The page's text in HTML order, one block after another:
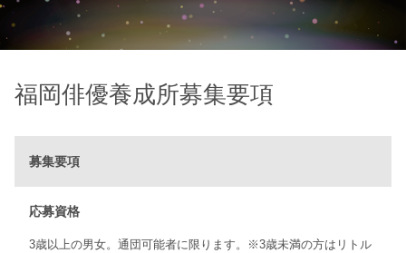
福岡俳優養成所募集要項
募集要項
応募資格
3歳以上の男女。通団可能者に限ります。※3歳未満の方はリトル